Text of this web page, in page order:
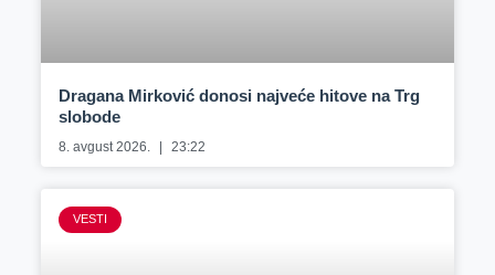
Dragana Mirković donosi najveće hitove na Trg
slobode
8. avgust 2026. 23:22
VESTI